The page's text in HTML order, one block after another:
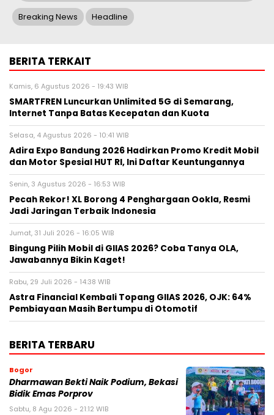
Breaking News Headline
BERITA TERKAIT
Kamis, 6 Agustus 2026 - 19:43 WIB
SMARTFREN Luncurkan Unlimited 5G di Semarang,
Internet Tanpa Batas Kecepatan dan Kuota
Selasa, 4 Agustus 2026 - 10:41 WIB
Adira Expo Bandung 2026 Hadirkan Promo Kredit Mobil
dan Motor Spesial HUT RI, Ini Daftar Keuntungannya
Senin, 3 Agustus 2026 - 16:53 WIB
Pecah Rekor! XL Borong 4 Penghargaan Ookla, Resmi
Jadi Jaringan Terbaik Indonesia
Jumat, 31 Juli 2026 - 16:05 WIB
Bingung Pilih Mobil di GIIAS 2026? Coba Tanya OLA,
Jawabannya Bikin Kaget!
Rabu, 29 Juli 2026 - 14:38 WIB
Astra Financial Kembali Topang GIIAS 2026, OJK: 64%
Pembiayaan Masih Bertumpu di Otomotif
BERITA TERBARU
Bogor
Dharmawan Bekti Naik Podium, Bekasi
Bidik Emas Porprov
Sabtu, 8 Agu 2026 - 21:12 WIB